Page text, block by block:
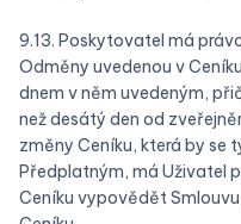
9.13. Poskytovatel má
Odměny uvedenou v
dnem v něm uvedeným,
než desátý den od
změny Ceníku, která by se
Předplatným, má Uživatel
Ceníku vypovědět